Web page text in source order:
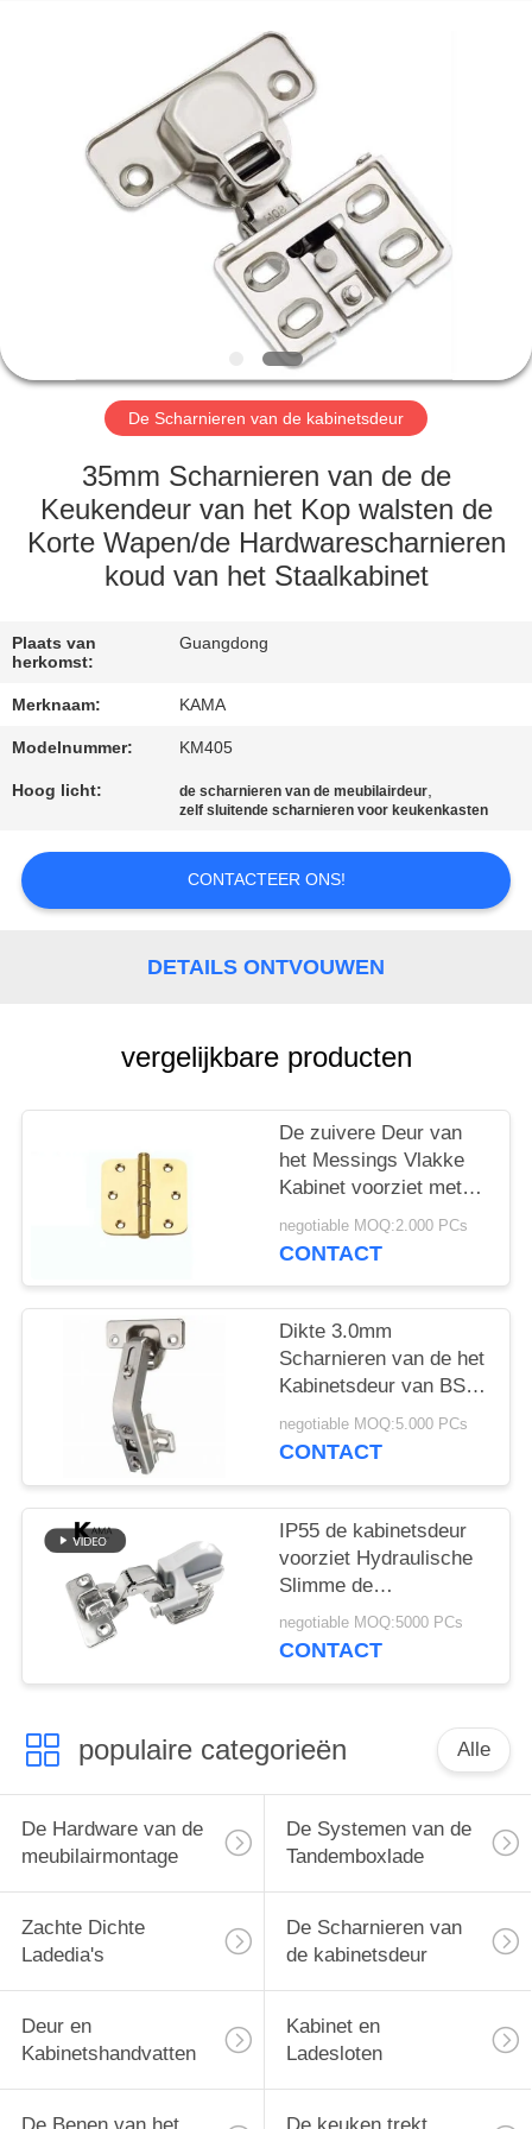
PRODUCTEN
FABRIEKSREIS
KWALITEITSCONTROLE
CONTACTEER
VERZOEK
OM
SITEMAP
PRIVACY
De Scharnieren van de kabinetsdeur
35mm Scharnieren van de de
Keukendeur van het Kop walsten de
Korte Wapen/de Hardwarescharnieren
koud van het Staalkabinet
Plaats van
herkomst:
Guangdong
Merknaam: KAMA
Modelnummer: KM405
Hoog licht: de scharnieren van de meubilairdeur,
zelf sluitende scharnieren voor keukenkasten
CONTACTEER ONS!
DETAILS ONTVOUWEN
vergelijkbare producten
De zuivere Deur van
het Messings Vlakke
Kabinet voorziet met
Rond Hoek en
Kogellager 3
deurscharnier“/4 " van
een scharnier
negotiable MOQ:2.000 PCs
CONTACT
Dikte 3.0mm
Scharnieren van de het
Kabinetsdeur van BSN
de Stille SUS304
negotiable MOQ:5.000 PCs
CONTACT
IP55 de kabinetsdeur
voorziet Hydraulische
Slimme de
Kastscharnieren van
een scharnier van de
negotiable MOQ:5000 PCs
CONTACT
populaire categorieën Alle
De Hardware van de
meubilairmontage
De Systemen van de
Tandemboxlade
Zachte Dichte
Ladedia's
De Scharnieren van
de kabinetsdeur
Deur en
Kabinetshandvatten
Kabinet en
Ladesloten